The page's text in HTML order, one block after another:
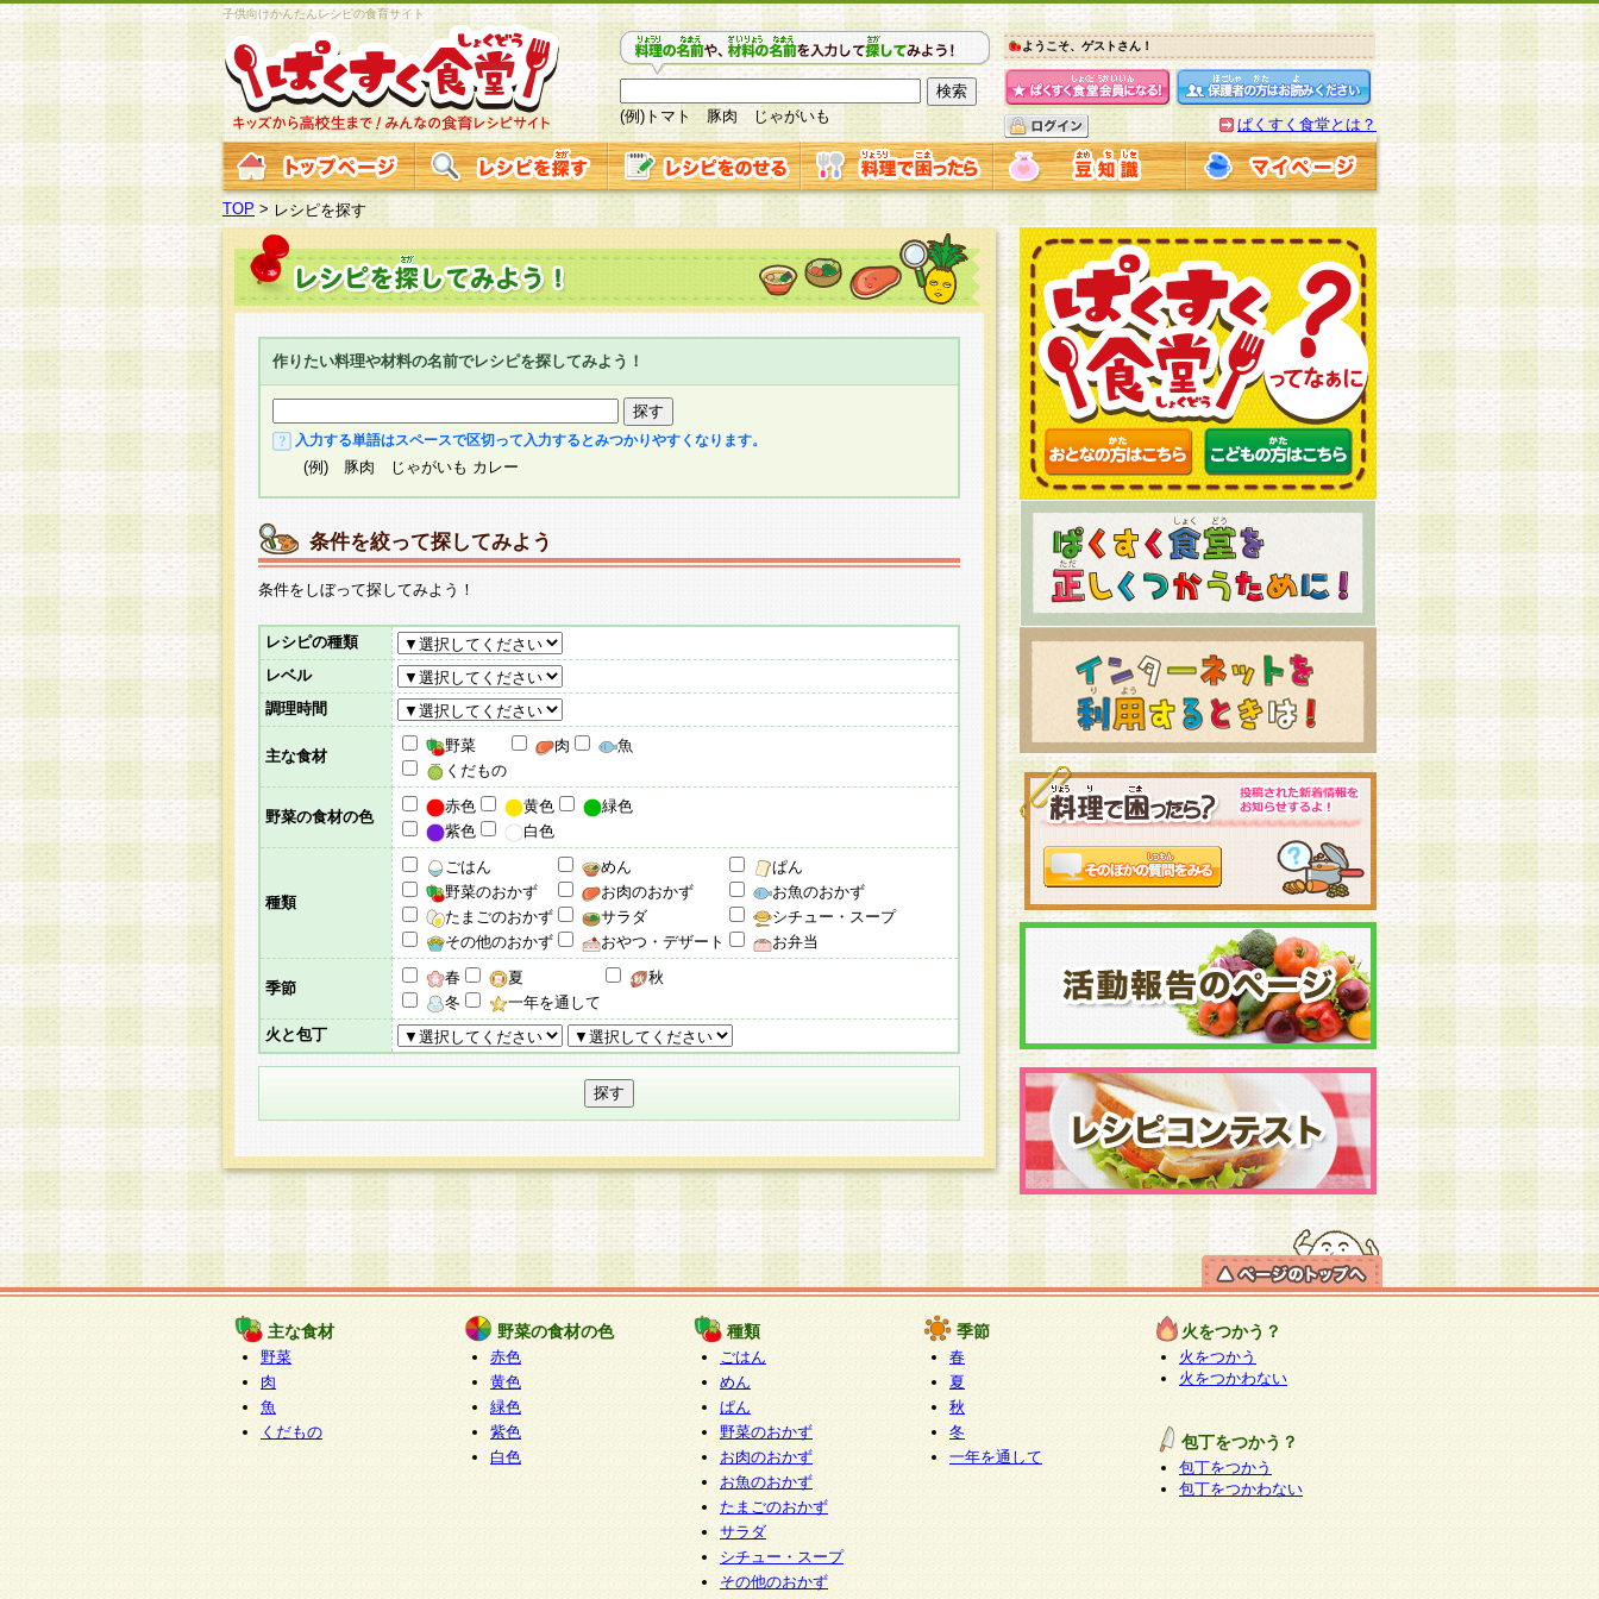
子供向けかんたんレシピの食育サイト
(例)トマト 豚肉 じゃがいも
ようこそ、ゲストさん！
ぱくすく食堂とは？
TOP >レシピを探す
作りたい料理や材料の名前でレシピを探してみよう！
入力する単語はスペースで区切って入力するとみつかりやすくなります。
(例) 豚肉 じゃがいも カレー
条件を絞って探してみよう
条件をしぼって探してみよう！
レシピの種類
レベル
調理時間
主な食材
野菜 肉
魚
くだもの
野菜の食材の色
赤色 黄色
緑色
紫色
白色
種類
ごはん めん
ぱん
野菜のおかず
お肉のおかず
お魚のおかず
たまごのおかず
サラダ
シチュー・スープ
その他のおかず
おやつ・デザート お弁当
季節
春 夏
秋
冬
一年を通して
火と包丁
主な食材
野菜
肉
魚
くだもの
野菜の食材の色
赤色
黄色
緑色
紫色
白色
種類
ごはん
めん
ぱん
野菜のおかず
お肉のおかず
お魚のおかず
たまごのおかず
サラダ
シチュー・スープ
その他のおかず
季節
春
夏
秋
冬
一年を通して
火をつかう？
火をつかう
火をつかわない
包丁をつかう？
包丁をつかう
包丁をつかわない